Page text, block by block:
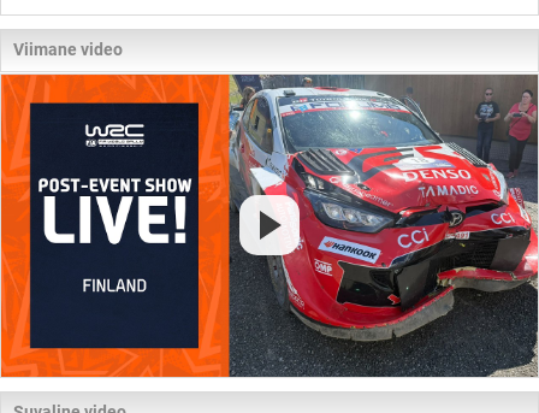
Viimane video